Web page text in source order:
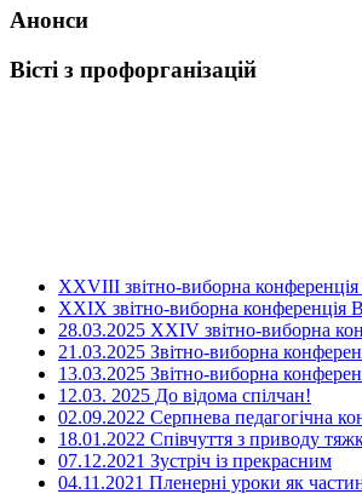
Анонси
Вісті з профорганізацій
ХХVIII звітно-виборна конференція
XXIX звітно-виборна конференція
28.03.2025 ХХІV звітно-виборна
21.03.2025 Звітно-виборна
13.03.2025 Звітно-виборна
12.03. 2025 До відома спілчан!
02.09.2022 Серпнева педагогічна
18.01.2022 Співчуття з приводу
07.12.2021 Зустріч із прекрасним
04.11.2021 Пленерні уроки як